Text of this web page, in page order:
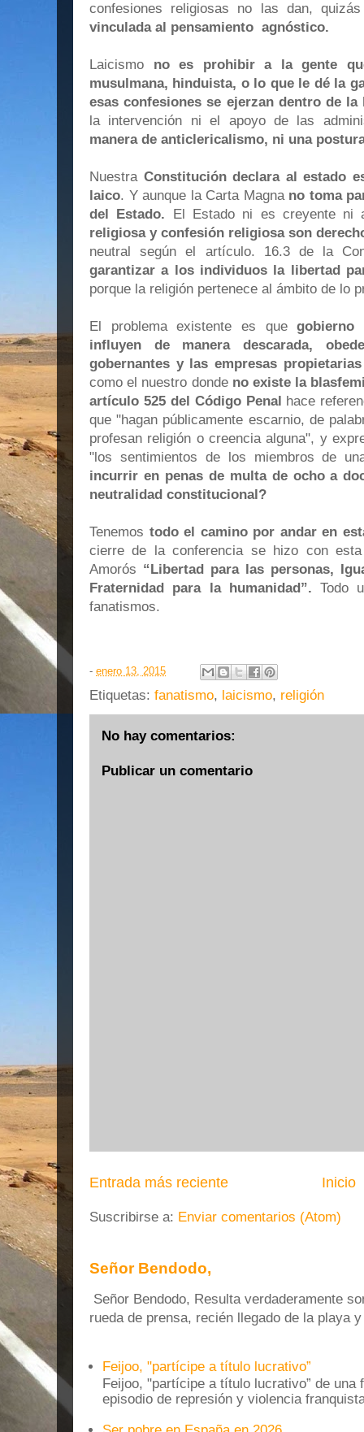
confesiones religiosas no las dan,
vinculada al pensamiento agnóstico.
Laicismo no es prohibir a la gente
musulmana, hinduista, o lo que le dé la
esas confesiones se ejerzan dentro de
la intervención ni el apoyo de las
manera de anticlericalismo, ni una
Nuestra Constitución declara al estado
laico. Y aunque la Carta Magna no toma
del Estado. El Estado ni es creyente
religiosa y confesión religiosa son
neutral según el artículo. 16.3 de la
garantizar a los individuos la libertad
porque la religión pertenece al ámbito de lo
El problema existente es quegobierno
influyen de manera descarada,
gobernantes y las empresas
como el nuestro donde no existe la
artículo 525 del Código Penal hace
que "hagan públicamente escarnio, de
profesan religión o creencia alguna", y
"los sentimientos de los miembros de
incurrir en penas de multa de ocho a
neutralidad constitucional?
Tenemos todo el camino por andar en
cierre de la conferencia se hizo con
Amorós “Libertad para las personas,
Fraternidad para la humanidad”. Todo
fanatismos.
- enero 13, 2015
Etiquetas: fanatismo, laicismo, religión
No hay comentarios:
Publicar un comentario
Entrada más reciente Inicio
Suscribirse a: Enviar comentarios (Atom)
Señor Bendodo,
Señor Bendodo, Resulta verdaderamente
rueda de prensa, recién llegado de la playa
Feijoo, "partícipe a título lucrativo”
Feijoo, "partícipe a título lucrativo” de una
episodio de represión y violencia